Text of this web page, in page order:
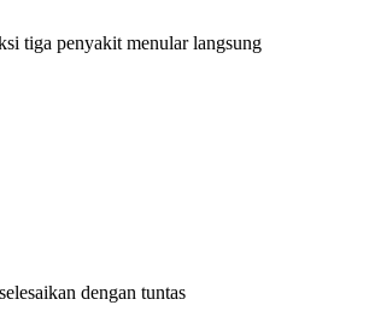
tiga penyakit menular langsung
dengan tuntas